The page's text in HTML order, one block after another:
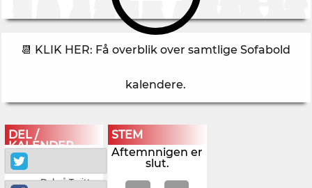
📆 KLIK HER: Få overblik over samtlige Sofabold
kalendere.
DEL /
KALENDER
Del på Twitter
STEM
Aftemnnigen er
slut.